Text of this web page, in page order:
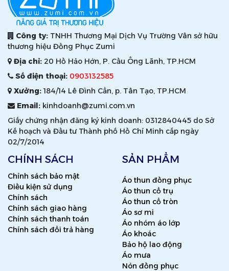
Công ty: TNHH Thương Mại Dịch Vụ Trường Vân sở hữu
thương hiệu Đồng Phục Zumi
Địa chỉ: 20 Hồ Hảo Hớn, P. Cầu Ông Lãnh, TP.HCM
Số điện thoại: 0903132585
Xưởng:184/14 Lê Đình Cẩn, p. Tân Tạo, TP.HCM
Email: kinhdoanh@zumi.com.vn
Giấy chứng nhận đăng ký kinh doanh: 0312840445 do Sở
Kế hoạch và Đầu tư Thành phố Hồ Chí Minh cấp ngày
02/7/2014
CHÍNH SÁCH
Chính sách bảo mật
Điều kiện sử dụng
Chính sách
Chính sách giao hàng
Chính sách thanh toán
Chính sách đổi trả hàng
SẢN PHẨM
Áo thun đồng phục
Áo thun cổ trụ
Áo thun cổ tròn
Áo sơ mi
Áo nhóm áo lớp
Áo khoác
Bảo hộ lao động
Áo mưa
Nón đồng phục